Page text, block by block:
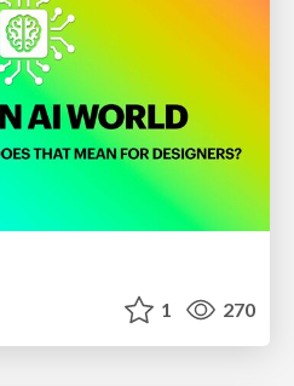
1 270